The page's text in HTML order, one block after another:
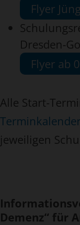
Flyer
Dresden-
Flyer ab
Alle Start-
Terminkalender
jeweiligen
Demenz“ für